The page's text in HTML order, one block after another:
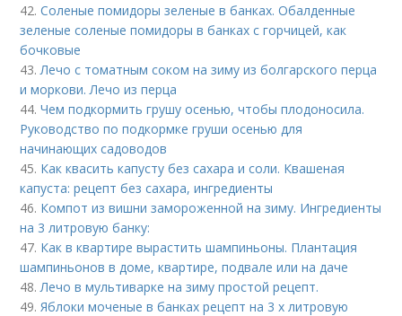
42.Соленые помидоры зеленые в банках. Обалденные
зеленые соленые помидоры в банках с горчицей, как
бочковые
43. Лечо с томатным соком на зиму из болгарского перца
и моркови. Лечо из перца
44.Чем подкормить грушу осенью, чтобы плодоносила.
Руководство по подкормке груши осенью для
начинающих садоводов
45. Как квасить капусту без сахара и соли. Квашеная
капуста: рецепт без сахара, ингредиенты
46. Компот из вишни замороженной на зиму. Ингредиенты
на 3 литровую банку:
47. Как в квартире вырастить шампиньоны. Плантация
шампиньонов в доме, квартире, подвале или на даче
48. Лечо в мультиварке на зиму простой рецепт.
49. Яблоки моченые в банках рецепт на 3 х литровую